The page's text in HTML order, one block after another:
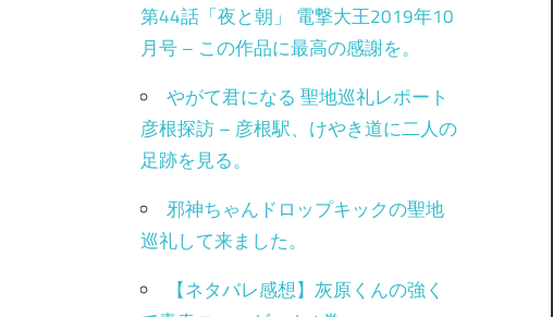
第44話「夜と朝」 電撃大王2019年10
月号 – この作品に最高の感謝を。
やがて君になる 聖地巡礼レポート
彦根探訪 – 彦根駅、けやき道に二人の
足跡を見る。
邪神ちゃんドロップキックの聖地
巡礼して来ました。
【ネタバレ感想】灰原くんの強く